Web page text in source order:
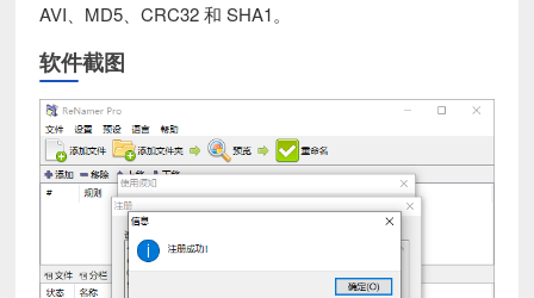
AVI、MD5、CRC32 和 SHA1。
软件截图